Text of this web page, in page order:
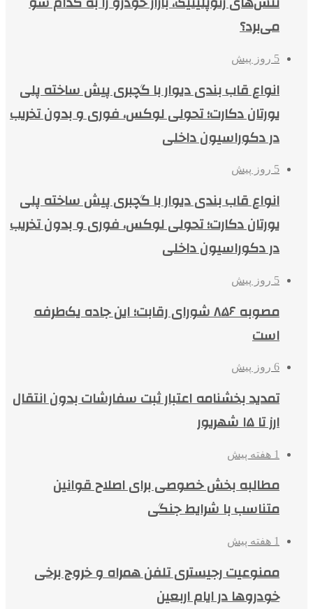
می‌برد؟
5 روز پیش
انواع قاب بندی دیوار با گچبری پیش ساخته پلی
یورتان دکارت؛ تحولی لوکس، فوری و بدون تخریب
در دکوراسیون داخلی
5 روز پیش
انواع قاب بندی دیوار با گچبری پیش ساخته پلی
یورتان دکارت؛ تحولی لوکس، فوری و بدون تخریب
در دکوراسیون داخلی
5 روز پیش
مصوبه ۸۵۶ شورای رقابت؛ این جاده یک‌طرفه
است
6 روز پیش
تمدید بخشنامه اعتبار ثبت سفارشات بدون انتقال
ارز تا ۱۵ شهریور
1 هفته پیش
مطالبه بخش خصوصی برای اصلاح قوانین
متناسب با شرایط جنگی
1 هفته پیش
ممنوعیت رجیستری تلفن همراه و خروج برخی
خودروها در ایام اربعین